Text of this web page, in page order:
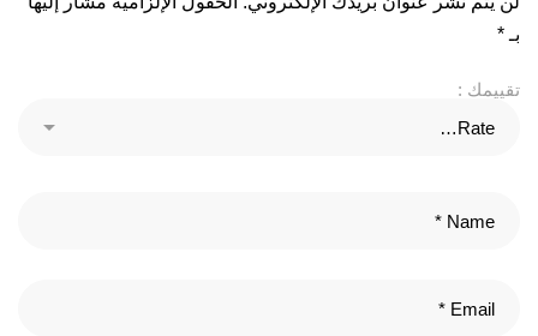
بـ *
تقييمك :